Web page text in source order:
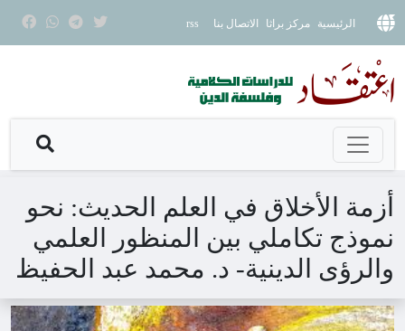
الرئيسية مركز براثا الاتصال بنا rss
أزمة الأخلاق في العلم الحديث: نحو
نموذج تكاملي بين المنظور العلمي
والرؤى الدينية- د. محمد عبد الحفيظ